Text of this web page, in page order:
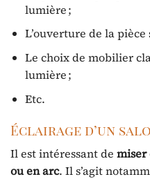
lumière ;
L’ouverture de la
Le choix de mobilier
lumière ;
Etc.
Éclairage d’un
Il est intéressant de miser
ou en arc. Il s’agit